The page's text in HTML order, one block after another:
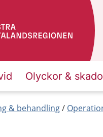
Olyckor &
& behandling